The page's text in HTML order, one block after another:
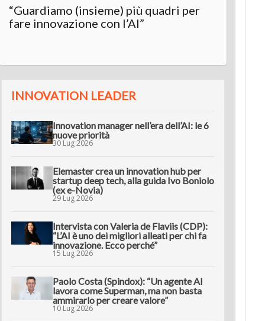
“Guardiamo (insieme) più quadri per
fare innovazione con l’AI”
INNOVATION LEADER
Innovation manager nell’era dell’AI: le 6
nuove priorità
30 Lug 2026
Elemaster crea un innovation hub per
startup deep tech, alla guida Ivo Boniolo
(ex e-Novia)
29 Lug 2026
Intervista con Valeria de Flaviis (CDP):
“L’AI è uno dei migliori alleati per chi fa
innovazione. Ecco perché”
15 Lug 2026
Paolo Costa (Spindox): “Un agente AI
lavora come Superman, ma non basta
ammirarlo per creare valore”
10 Lug 2026